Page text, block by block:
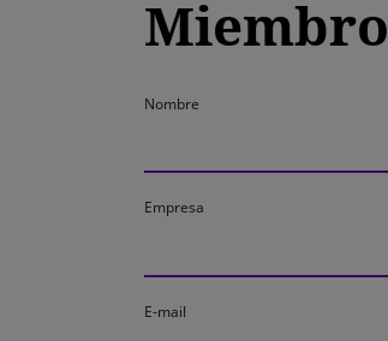
Nombre
Empresa
E-mail